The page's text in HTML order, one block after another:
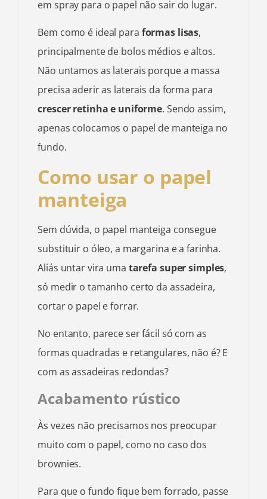
em spray para o papel não sair do lugar.
Bem como é ideal para formas lisas,
principalmente de bolos médios e altos.
Não untamos as laterais porque a massa
precisa aderir as laterais da forma para
crescer retinha e uniforme. Sendo assim,
apenas colocamos o papel de manteiga no
fundo.
Como usar o papel
manteiga
Sem dúvida, o papel manteiga consegue
substituir o óleo, a margarina e a farinha.
Aliás untar vira uma tarefa super simples,
só medir o tamanho certo da assadeira,
cortar o papel e forrar.
No entanto, parece ser fácil só com as
formas quadradas e retangulares, não é? E
com as assadeiras redondas?
Acabamento rústico
Às vezes não precisamos nos preocupar
muito com o papel, como no caso dos
brownies.
Para que o fundo fique bem forrado, passe